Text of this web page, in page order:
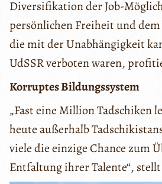
Diversifikation der Job-
persönlichen Freiheit und dem
die mit der Unabhängigkeit
UdSSR verboten waren,
Korruptes Bildungssystem
„Fast eine Million Tadschiken
heute außerhalb
viele die einzige Chance zum
Entfaltung ihrer Talente“,